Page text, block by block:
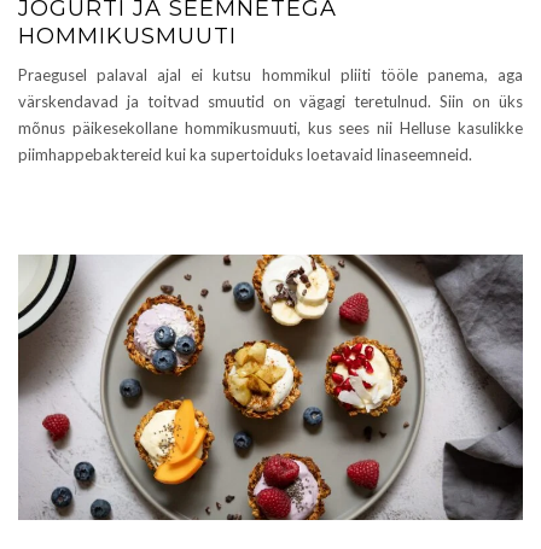
JOGURTI JA SEEMNETEGA
HOMMIKUSMUUTI
Praegusel palaval ajal ei kutsu hommikul pliiti tööle panema, aga
värskendavad ja toitvad smuutid on vägagi teretulnud. Siin on üks
mõnus päikesekollane hommikusmuuti, kus sees nii Helluse kasulikke
piimhappebaktereid kui ka supertoiduks loetavaid linaseemneid.